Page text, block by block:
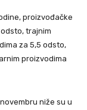
proizvođačke
trajnim
za 5,5 odsto,
proizvodima
niže su u